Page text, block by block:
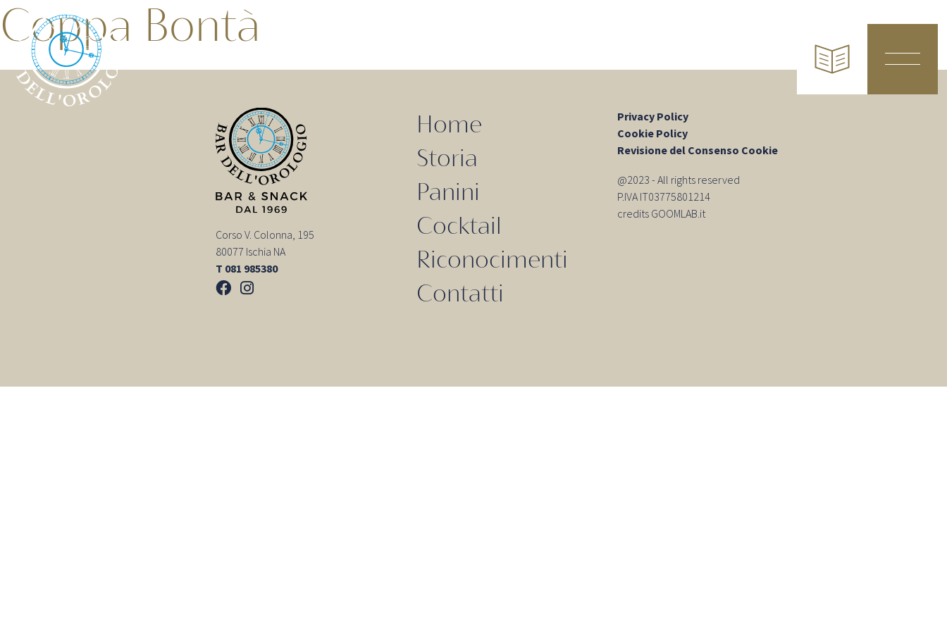
Coppa Bontà
Corso V. Colonna, 195
80077 Ischia NA
T 081 985380
Home
Storia
Panini
Cocktail
Riconocimenti
Contatti
Privacy Policy
Cookie Policy
Revisione del Consenso Cookie
@2023 - All rights reserved
P.IVA IT03775801214
credits GOOMLAB.it